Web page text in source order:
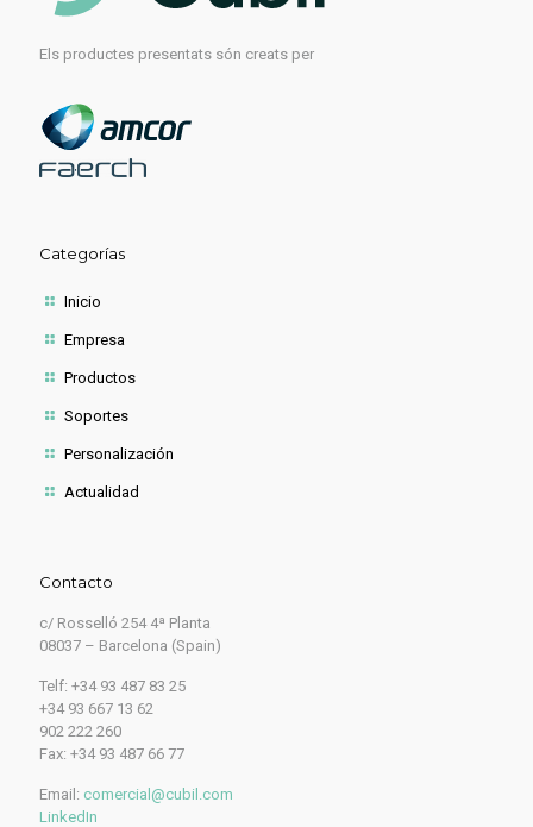
Els productes presentats són creats per
Categorías
Inicio
Empresa
Productos
Soportes
Personalización
Actualidad
Contacto
c/ Rosselló 254 4ª Planta
08037 – Barcelona (Spain)
Telf: +34 93 487 83 25
+34 93 667 13 62
902 222 260
Fax: +34 93 487 66 77
Email: comercial@cubil.com
LinkedIn